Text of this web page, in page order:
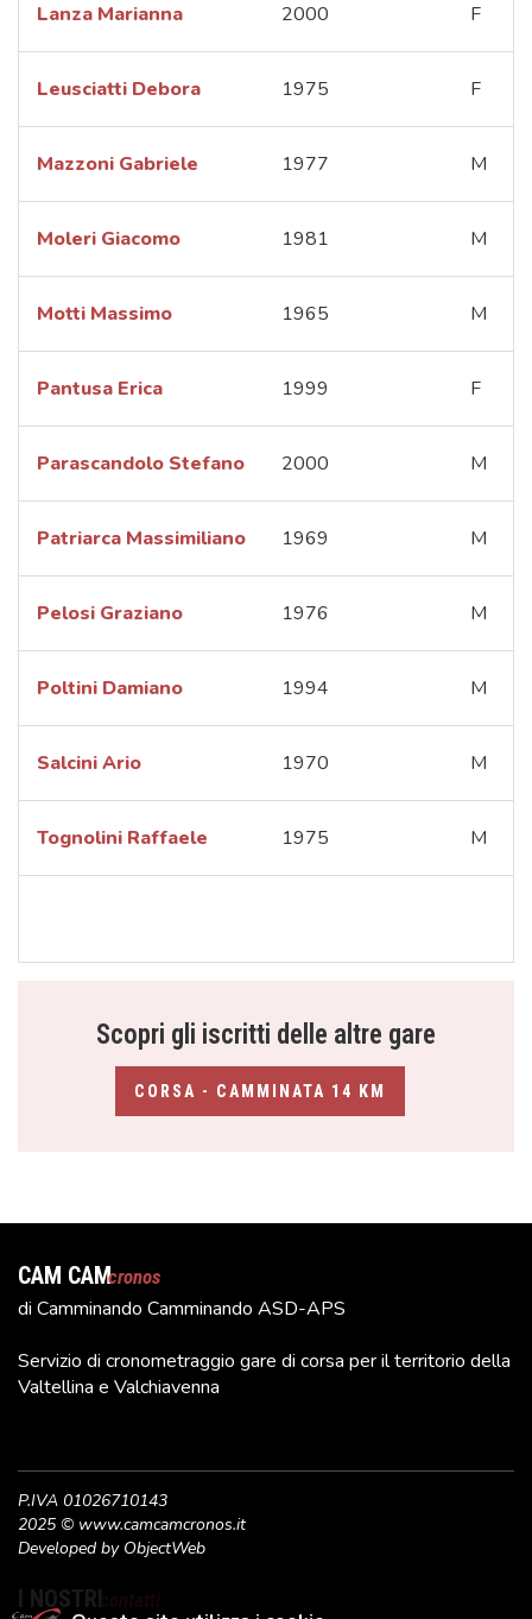
Lanza Marianna 2000 F
Leusciatti Debora 1975 F
Mazzoni Gabriele 1977 M
Moleri Giacomo 1981 M
Motti Massimo 1965 M
Pantusa Erica 1999 F
Parascandolo Stefano 2000 M
Patriarca Massimiliano 1969 M
Pelosi Graziano 1976 M
Poltini Damiano 1994 M
Salcini Ario 1970 M
Tognolini Raffaele 1975 M
Scopri gli iscritti delle altre gare
CORSA - CAMMINATA 14 KM
CAM CAMcronos
di Camminando Camminando ASD-APS
Servizio di cronometraggio gare di corsa per il territorio della
Valtellina e Valchiavenna
P.IVA 01026710143
2025 © www.camcamcronos.it
Developed by ObjectWeb
I NOSTRI